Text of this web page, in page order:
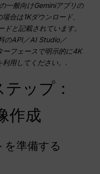
一般向けGeminiアプリの
合は1Kダウンロード、
と記載されています。
のAPI／AI Studio／
ーフェースで明示的に4K
用してください。.
ップ：
作成
を準備する